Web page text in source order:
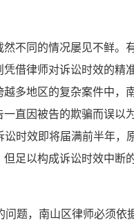
同的情况屡见不鲜。
借律师对诉讼时效的精
多地区的复杂案件中，
直因被告的欺骗而误以
时效即将届满前半年，
足以构成诉讼时效中断
题，南山区律师必须依